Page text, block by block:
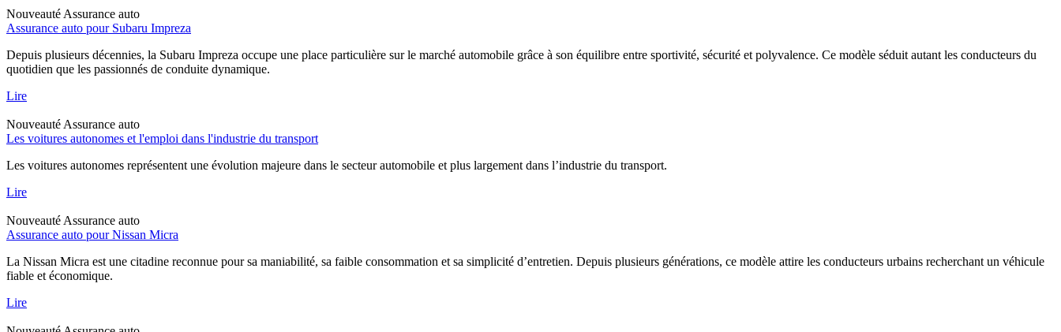
Nouveauté Assurance auto
Assurance auto pour Subaru Impreza
Depuis plusieurs décennies, la Subaru Impreza occupe une place particulière sur le marché automobile grâce à son équilibre entre sportivité, sécurité et polyvalence. Ce modèle séduit autant les conducteurs du
quotidien que les passionnés de conduite dynamique.
Lire
Nouveauté Assurance auto
Les voitures autonomes et l'emploi dans l'industrie du transport
Les voitures autonomes représentent une évolution majeure dans le secteur automobile et plus largement dans l’industrie du transport.
Lire
Nouveauté Assurance auto
Assurance auto pour Nissan Micra
La Nissan Micra est une citadine reconnue pour sa maniabilité, sa faible consommation et sa simplicité d’entretien. Depuis plusieurs générations, ce modèle attire les conducteurs urbains recherchant un véhicule
fiable et économique.
Lire